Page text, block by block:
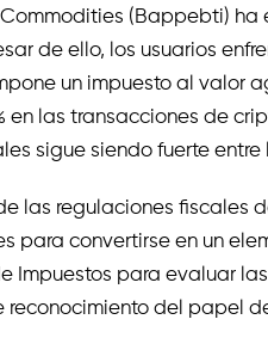
(Bappebti) ha
de ello, los usuarios
un impuesto al valor
las transacciones de
sigue siendo fuerte entre
las regulaciones fiscales
para convertirse en un
Impuestos para evaluar
del papel